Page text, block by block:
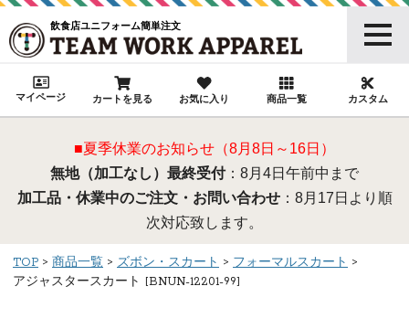
飲食店ユニフォーム簡単注文
マイページ カートを見る お気に入り 商品一覧 カスタム
■夏季休業のお知らせ（8月8日～16日）
無地（加工なし）最終受付：8月4日午前中まで
加工品・休業中のご注文・お問い合わせ：8月17日より順
次対応致します。
TOP 商品一覧 ズボン・スカート
フォーマルスカート
アジャスタースカート [BNUN-12201-99]